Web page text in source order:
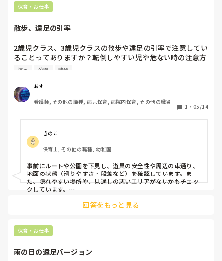
場所は遊戯室です。
披露するなら告知していた園開放の日の午前中が良いかと思い
未就学児対象なので短い時間で全く構わないです。ただコロナ
保育・お仕事
散歩、遠足の引率
2歳児クラス、3歳児クラスの散歩や遠足の引率で注意してい
ることってありますか？転倒しやすい児や危ない時の注意方
法で、分かりやすく、子どもたちに聞いて貰うには、子ども
園の場所、遊具の把握、移動距離の車の多い場所など。
遠足 公園 散歩
あす
看護師, その他の職種, 病児保育, 病院内保育, その他の職場
1 ・ 05/14
きのこ
保育士, その他の職種, 幼稚園
事前にルートや公園を下見し、遊具の安全性や周辺の車通り、
地面の状態（滑りやすさ・段差など）を確認しています。ま
た、隠れやすい場所や、見通しの悪いエリアがないかもチェッ
クしています。
転倒しやすい子や落ち着きのない子には、大人の近くに配置す
子どもたちの安全を守るには、発達段階の理解に加えて、事前
も重要だと感じています！
回答をもっと見る
保育・お仕事
雨の日の遠足バージョン